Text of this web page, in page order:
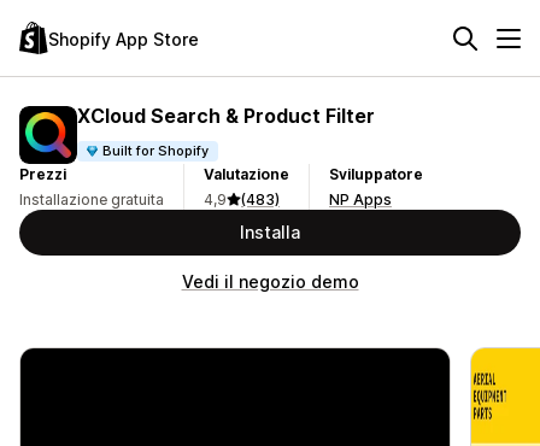
Shopify App Store
XCloud Search & Product Filter
Built for Shopify
Prezzi
Installazione gratuita
Valutazione
4,9
(483)
Sviluppatore
NP Apps
Installa
Vedi il negozio demo